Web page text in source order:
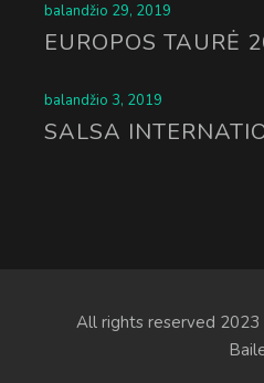
balandžio 29, 2019
EUROPOS TAURĖ
balandžio 3, 2019
SALSA
All rights reserved 2023